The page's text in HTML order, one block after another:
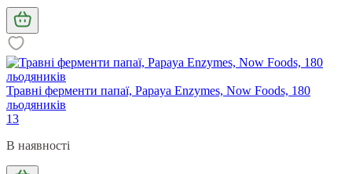
Травні ферменти папаї, Papaya Enzymes, Now Foods, 180
льодяників
13
В наявності